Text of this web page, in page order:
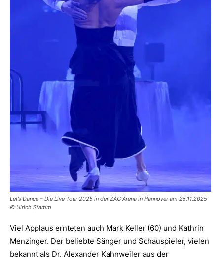
Let’s Dance – Die Live Tour 2025 in der ZAG Arena in Hannover am 25.11.2025
© Ulrich Stamm
Viel Applaus ernteten auch Mark Keller (60) und Kathrin
Menzinger. Der beliebte Sänger und Schauspieler, vielen
bekannt als Dr. Alexander Kahnweiler aus der